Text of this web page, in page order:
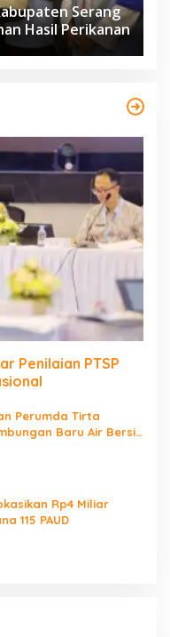
Serang
Hasil Perikanan
Penilaian PTSP
Perumda Tirta
Baru Air Bersih
Rp4 Miliar
115 PAUD